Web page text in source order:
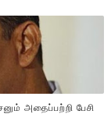
அதைப்பற்றி பேசி